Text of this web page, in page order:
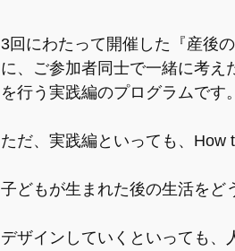
3回にわたって開催した『産後
に、ご参加者同士で一緒に考え
を行う実践編のプログラムです。
ただ、実践編といっても、How
子どもが生まれた後の生活をど
デザインしていくといっても、